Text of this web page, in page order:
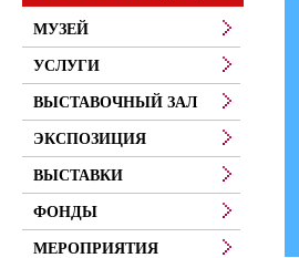
МУЗЕЙ
УСЛУГИ
ВЫСТАВОЧНЫЙ ЗАЛ
ЭКСПОЗИЦИЯ
ВЫСТАВКИ
ФОНДЫ
МЕРОПРИЯТИЯ